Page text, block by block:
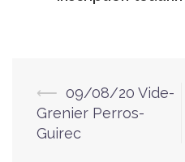
Navigation
d’article
⟵ 09/08/20 Vide-
Grenier Perros-
Guirec